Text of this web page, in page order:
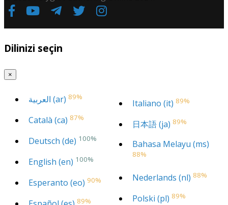
Dilinizi seçin
×
العربية (ar) 89%
Català (ca) 87%
Deutsch (de) 100%
English (en) 100%
Esperanto (eo) 90%
89%
Italiano (it) 89%
日本語 (ja) 89%
Bahasa Melayu (ms)
88%
Nederlands (nl) 88%
Polski (pl) 89%